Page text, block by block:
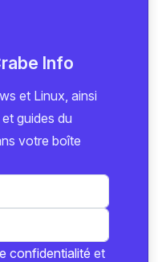
Info
et Linux, ainsi
guides du
votre boîte
confidentialité et